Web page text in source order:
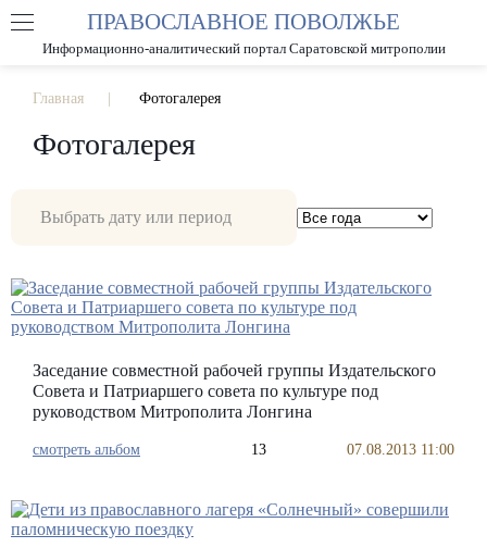
РАЗМЕР ШРИФТА А А
ПРАВОСЛАВНОЕ ПОВОЛЖЬЕ
Информационно-аналитический портал Саратовской митрополии
Главная Фотогалерея
Фотогалерея
Заседание совместной рабочей группы Издательского
Совета и Патриаршего совета по культуре под
руководством Митрополита Лонгина
смотреть альбом 13 07.08.2013 11:00